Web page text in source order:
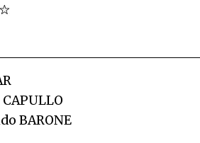
BARONE